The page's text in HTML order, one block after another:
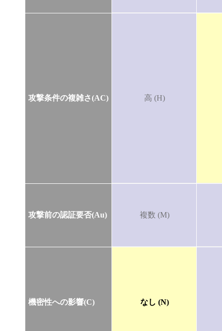
攻撃条件の複雑さ(AC) 高 (H)
攻撃前の認証要否(Au) 複数 (M)
機密性への影響(C) なし (N)